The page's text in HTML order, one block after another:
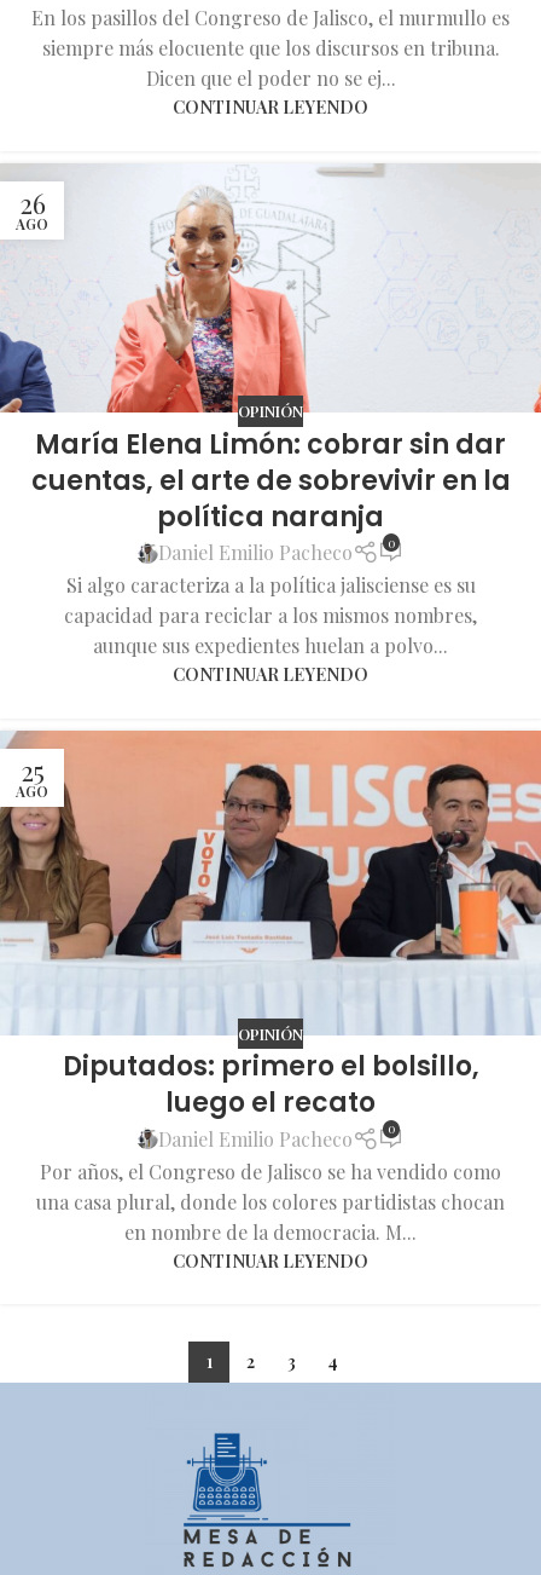
En los pasillos del Congreso de Jalisco, el murmullo es
siempre más elocuente que los discursos en tribuna.
Dicen que el poder no se ej...
CONTINUAR LEYENDO
26
AGO
OPINIÓN
María Elena Limón: cobrar sin dar
cuentas, el arte de sobrevivir en la
política naranja
Daniel Emilio Pacheco 0
Si algo caracteriza a la política jalisciense es su
capacidad para reciclar a los mismos nombres,
aunque sus expedientes huelan a polvo...
CONTINUAR LEYENDO
25
AGO
OPINIÓN
Diputados: primero el bolsillo,
luego el recato
Daniel Emilio Pacheco 0
Por años, el Congreso de Jalisco se ha vendido como
una casa plural, donde los colores partidistas chocan
en nombre de la democracia. M...
CONTINUAR LEYENDO
1 2 3 4